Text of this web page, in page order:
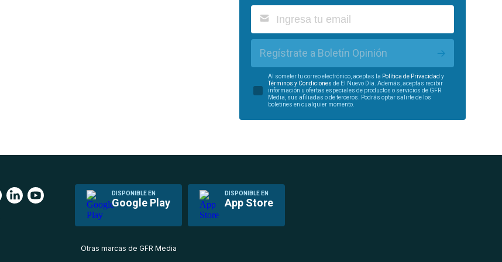
Regístrate a Boletín Opinión
Al someter tu correo electrónico, aceptas la Política de Privacidad y
Términos y Condiciones de El Nuevo Día. Además, aceptas recibir
información u ofertas especiales de productos o servicios de GFR
Media, sus afiliadas o de terceros. Podrás optar salirte de los
boletines en cualquier momento.
DISPONIBLE EN
Google Play
DISPONIBLE EN
App Store
Otras marcas de GFR Media